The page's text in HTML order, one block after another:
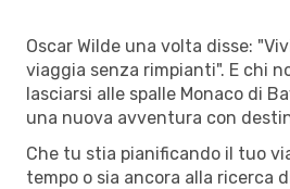
Oscar Wilde una volta disse:
viaggia senza rimpianti". E chi
lasciarsi alle spalle Monaco di
una nuova avventura con
Che tu stia pianificando il tuo
tempo o sia ancora alla ricerca